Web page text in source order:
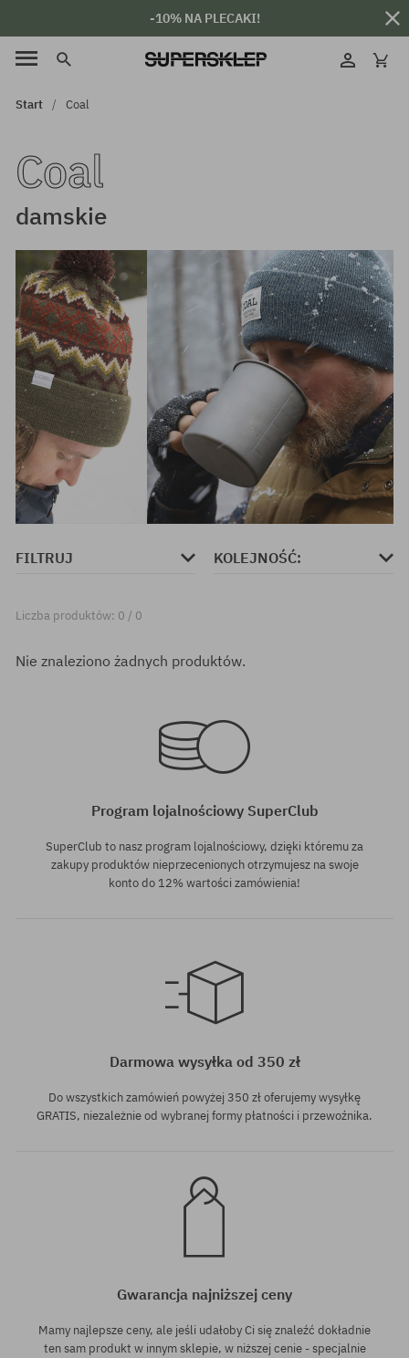
-10% NA PLECAKI!
Start Coal
Coal
damskie
FILTRUJ KOLEJNOŚĆ:
Liczba produktów: 0 / 0
Nie znaleziono żadnych produktów.
Program lojalnościowy SuperClub
SuperClub to nasz program lojalnościowy, dzięki któremu za
zakupy produktów nieprzecenionych otrzymujesz na swoje
konto do 12% wartości zamówienia!
Darmowa wysyłka od 350 zł
Do wszystkich zamówień powyżej 350 zł oferujemy wysyłkę
GRATIS, niezależnie od wybranej formy płatności i przewoźnika.
Gwarancja najniższej ceny
Mamy najlepsze ceny, ale jeśli udałoby Ci się znaleźć dokładnie
ten sam produkt w innym sklepie, w niższej cenie - specjalnie